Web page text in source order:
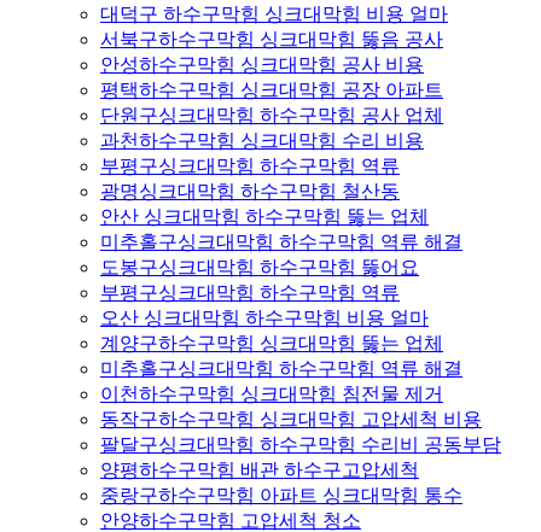
대덕구 하수구막힘 싱크대막힘 비용 얼마
서북구하수구막힘 싱크대막힘 뚫음 공사
안성하수구막힘 싱크대막힘 공사 비용
평택하수구막힘 싱크대막힘 공장 아파트
단원구싱크대막힘 하수구막힘 공사 업체
과천하수구막힘 싱크대막힘 수리 비용
부평구싱크대막힘 하수구막힘 역류
광명싱크대막힘 하수구막힘 철산동
안산 싱크대막힘 하수구막힘 뚫는 업체
미추홀구싱크대막힘 하수구막힘 역류 해결
도봉구싱크대막힘 하수구막힘 뚫어요
부평구싱크대막힘 하수구막힘 역류
오산 싱크대막힘 하수구막힘 비용 얼마
계양구하수구막힘 싱크대막힘 뚫는 업체
미추홀구싱크대막힘 하수구막힘 역류 해결
이천하수구막힘 싱크대막힘 침전물 제거
동작구하수구막힘 싱크대막힘 고압세척 비용
팔달구싱크대막힘 하수구막힘 수리비 공동부담
양평하수구막힘 배관 하수구고압세척
중랑구하수구막힘 아파트 싱크대막힘 통수
안양하수구막힘 고압세척 청소